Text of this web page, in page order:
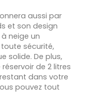
aussi par
et son design
neige un
sécurité,
solide. De plus,
de 2 litres
dans votre
pouvez tout